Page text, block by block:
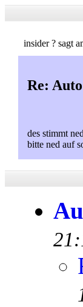
insider ? sagt
Re:
des stimmt
bitte ned auf